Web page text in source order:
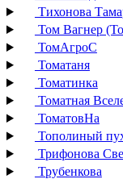
Тихонова
Том Вагнер
ТомАгроС
Томатаня
Томатинка
Томатная
ТоматовНа
Тополиный
Трифонова
Трубенкова